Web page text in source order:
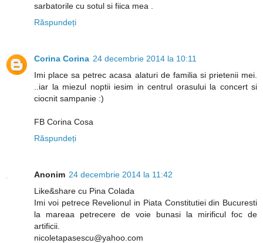
sarbatorile cu sotul si fiica mea .
Răspundeți
Corina Corina 24 decembrie 2014 la 10:11
Imi place sa petrec acasa alaturi de familia si prietenii mei.
..iar la miezul noptii iesim in centrul orasului la concert si
ciocnit sampanie :)
FB Corina Cosa
Răspundeți
Anonim 24 decembrie 2014 la 11:42
Like&share cu Pina Colada
Imi voi petrece Revelionul in Piata Constitutiei din Bucuresti
la mareaa petrecere de voie bunasi la mirificul foc de
artificii.
nicoletapasescu@yahoo.com